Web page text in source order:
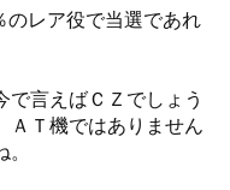
のレア役で当選であれ
で言えばＣＺでしょう
ＡＴ機ではありません